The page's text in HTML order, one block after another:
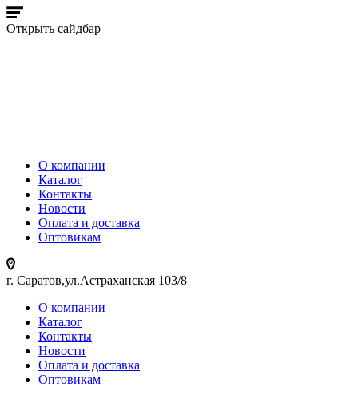
Открыть сайдбар
О компании
Каталог
Контакты
Новости
Оплата и доставка
Оптовикам
г. Саратов,ул.Астраханская 103/8
О компании
Каталог
Контакты
Новости
Оплата и доставка
Оптовикам